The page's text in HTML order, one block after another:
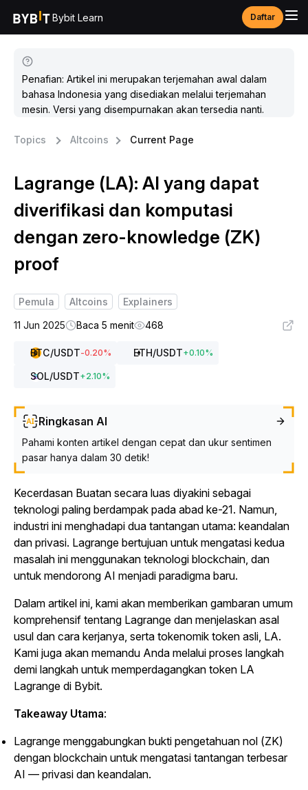
Bybit Learn Daftar
Penafian: Artikel ini merupakan terjemahan awal dalam
bahasa Indonesia yang disediakan melalui terjemahan
mesin. Versi yang disempurnakan akan tersedia nanti.
Topics Altcoins Current Page
Lagrange (LA): AI yang dapat
diverifikasi dan komputasi
dengan zero-knowledge (ZK)
proof
Pemula Altcoins
Explainers
11 Jun 2025
Baca 5 menit 468
BTC/USDT-0.20% ETH/USDT+0.10%
SOL/USDT+2.10%
Ringkasan AI
Pahami konten artikel dengan cepat dan ukur sentimen
pasar hanya dalam 30 detik!
Kecerdasan Buatan secara luas diyakini sebagai
teknologi paling berdampak pada abad ke-21. Namun,
industri ini menghadapi dua tantangan utama: keandalan
dan privasi. Lagrange bertujuan untuk mengatasi kedua
masalah ini menggunakan teknologi blockchain, dan
untuk mendorong AI menjadi paradigma baru.
Dalam artikel ini, kami akan memberikan gambaran umum
komprehensif tentang Lagrange dan menjelaskan asal
usul dan cara kerjanya, serta tokenomik token asli, LA.
Kami juga akan memandu Anda melalui proses langkah
demi langkah untuk memperdagangkan token LA
Lagrange di Bybit.
Takeaway Utama:
Lagrange menggabungkan bukti pengetahuan nol (ZK)
dengan blockchain untuk mengatasi tantangan terbesar
AI — privasi dan keandalan.